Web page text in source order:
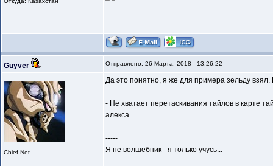
Guyver Отправлено: 26 Марта, 2018 - 13:26:22
Chief-Net
Да это понятно, я же для примера зельду
- Не хватает перетаскивания тайлов в карте
алекса.
-----
Я не волшебник - я только учусь...